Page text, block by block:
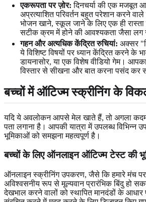
एकरूपता पर ज़ोर: दिनचर्या की एक मजबूत
अप्रत्याशित परिवर्तन बहुत परेशान करने
भोजन खाने, स्कूल जाने के लिए एक ही रास्ता
सटीक क्रम में होने की आवश्यकता जैसा लग
गहन और अत्यधिक केंद्रित रुचियां: अक्सर
ये विशिष्ट विषयों पर ध्यान केंद्रित करने के
डायनासोर, या एक विशेष वीडियो गेम।
विस्तार से सीखना और बात करना पसंद कर
बच्चों में ऑटिज्म स्क्रीनिंग के
यदि ये अवलोकन आपसे मेल खाते हैं, तो अगला कदम
पता लगाना है। आपकी यात्रा में उपलब्ध विभिन्न
भूमिकाओं को समझना महत्वपूर्ण है।
बच्चों के लिए ऑनलाइन ऑटिज्म टेस्ट की
ऑनलाइन स्क्रीनिंग उपकरण, जैसे कि हमारे मंच
अविश्वसनीय रूप से मूल्यवान प्रारंभिक बिंदु हो
देखभाल करने वालों को स्थापित मानदंडों के